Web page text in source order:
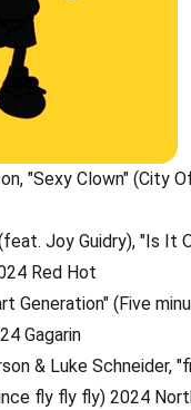
"Sexy Clown" (City
Joy Guidry), "Is It
Red Hot
Generation" (Five
Gagarin
& Luke Schneider,
fly fly fly) 2024